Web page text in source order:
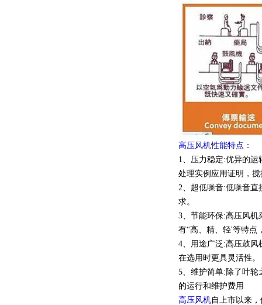
高压风机性能特点：
1、压力稳定:优异的
处理实例应用证明，
2、超低噪音:低噪音
求。
3、节能环保:高压风机
有“高、精、轻'等特点
4、用途广泛:高压鼓风
在选用时更具灵活性。
5、维护简单:除了叶
的运行和维护费用
高压风机自上市以来